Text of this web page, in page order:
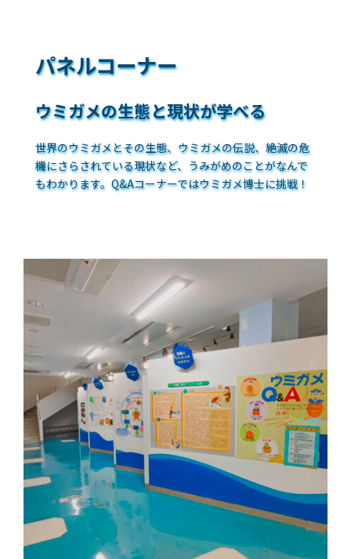
パネルコーナー
ウミガメの生態と現状が学べる
世界のウミガメとその生態、ウミガメの伝説、絶滅の危
機にさらされている現状など、うみがめのことがなんで
もわかります。Q&Aコーナーではウミガメ博士に挑戦！